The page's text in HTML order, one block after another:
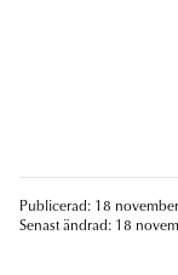
Publicerad: 18
Senast ändrad: 18